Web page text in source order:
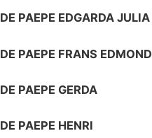
DE PAEPE EDGARDA JULIA
DE PAEPE FRANS EDMOND
DE PAEPE GERDA
DE PAEPE HENRI